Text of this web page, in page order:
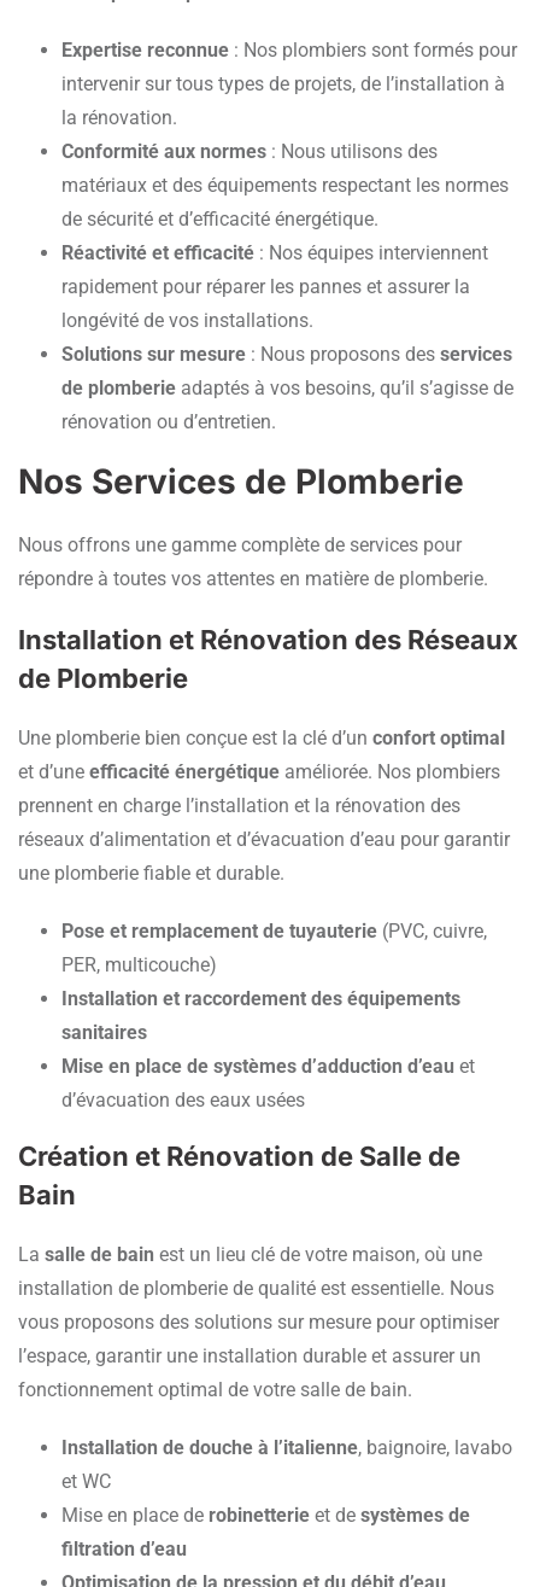
Expertise reconnue : Nos plombiers sont formés pour
intervenir sur tous types de projets, de l’installation à
la rénovation.
Conformité aux normes : Nous utilisons des
matériaux et des équipements respectant les normes
de sécurité et d’efficacité énergétique.
Réactivité et efficacité : Nos équipes interviennent
rapidement pour réparer les pannes et assurer la
longévité de vos installations.
Solutions sur mesure : Nous proposons des services
de plomberie adaptés à vos besoins, qu’il s’agisse de
rénovation ou d’entretien.
Nos Services de Plomberie
Nous offrons une gamme complète de services pour
répondre à toutes vos attentes en matière de plomberie.
Installation et Rénovation des Réseaux
de Plomberie
Une plomberie bien conçue est la clé d’un confort optimal
et d’une efficacité énergétique améliorée. Nos plombiers
prennent en charge l’installation et la rénovation des
réseaux d’alimentation et d’évacuation d’eau pour garantir
une plomberie fiable et durable.
Pose et remplacement de tuyauterie (PVC, cuivre,
PER, multicouche)
Installation et raccordement des équipements
sanitaires
Mise en place de systèmes d’adduction d’eau et
d’évacuation des eaux usées
Création et Rénovation de Salle de
Bain
La salle de bain est un lieu clé de votre maison, où une
installation de plomberie de qualité est essentielle. Nous
vous proposons des solutions sur mesure pour optimiser
l’espace, garantir une installation durable et assurer un
fonctionnement optimal de votre salle de bain.
Installation de douche à l’italienne, baignoire, lavabo
et WC
Mise en place de robinetterie et de systèmes de
filtration d’eau